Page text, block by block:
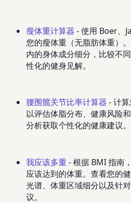
瘦体重计算器 - 使用 Boer、
您的瘦体重（无脂肪体重）
内的身体成分细分，比较不
性化的健身见解。
腰围髋关节比率计算器 - 计
以评估体脂分布、健康风险
分析获取个性化的健康建议。
我应该多重- 根据 BMI 指南
应该达到的体重。查看您的
光谱、体重区域细分以及针
议。